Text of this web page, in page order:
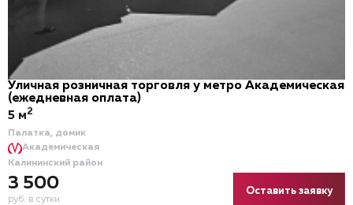
Уличная розничная торговля у метро Академическая
(ежедневная оплата)
Палатка, домик
Академическая
Калининский район
3 500
руб. в сутки
5 м2
Оставить заявку